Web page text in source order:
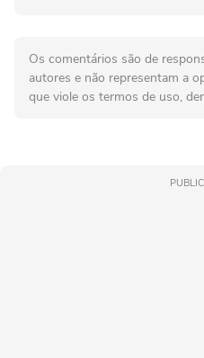
Os comentários são de
autores e não representam a
que viole os termos de uso,